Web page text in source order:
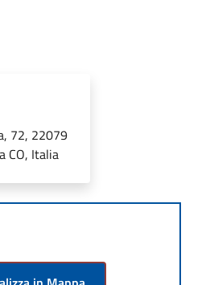
72, 22079
CO, Italia